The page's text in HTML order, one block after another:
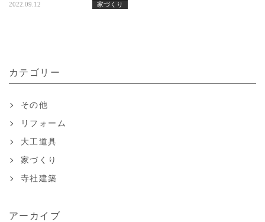
2022.09.12 家づくり
カテゴリー
その他
リフォーム
大工道具
家づくり
寺社建築
アーカイブ